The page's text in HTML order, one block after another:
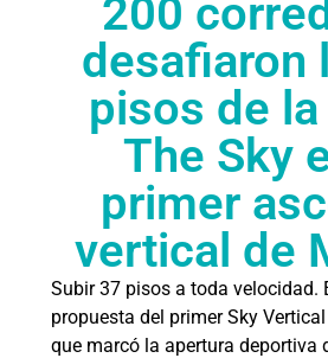
200
desafiaron
pisos de
The Sky
primer
vertical de
Subir 37 pisos a toda velocidad.
propuesta del primer Sky
que marcó la apertura deportiva